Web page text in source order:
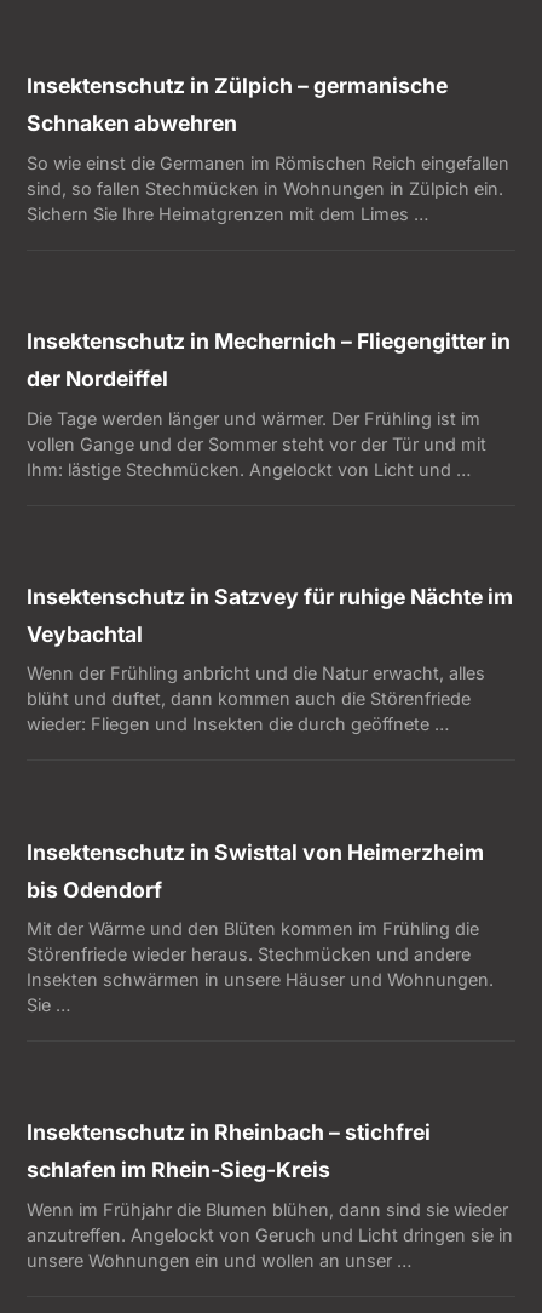
Insektenschutz in Zülpich – germanische
Schnaken abwehren
So wie einst die Germanen im Römischen Reich eingefallen
sind, so fallen Stechmücken in Wohnungen in Zülpich ein.
Sichern Sie Ihre Heimatgrenzen mit dem Limes …
Insektenschutz in Mechernich – Fliegengitter in
der Nordeiffel
Die Tage werden länger und wärmer. Der Frühling ist im
vollen Gange und der Sommer steht vor der Tür und mit
Ihm: lästige Stechmücken. Angelockt von Licht und …
Insektenschutz in Satzvey für ruhige Nächte im
Veybachtal
Wenn der Frühling anbricht und die Natur erwacht, alles
blüht und duftet, dann kommen auch die Störenfriede
wieder: Fliegen und Insekten die durch geöffnete …
Insektenschutz in Swisttal von Heimerzheim
bis Odendorf
Mit der Wärme und den Blüten kommen im Frühling die
Störenfriede wieder heraus. Stechmücken und andere
Insekten schwärmen in unsere Häuser und Wohnungen.
Sie …
Insektenschutz in Rheinbach – stichfrei
schlafen im Rhein-Sieg-Kreis
Wenn im Frühjahr die Blumen blühen, dann sind sie wieder
anzutreffen. Angelockt von Geruch und Licht dringen sie in
unsere Wohnungen ein und wollen an unser …